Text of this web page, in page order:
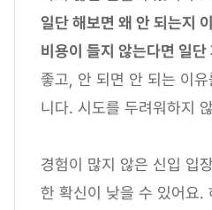
일단 해보면 왜 안 되는지
비용이 들지 않는다면 일단
좋고, 안 되면 안 되는 이
니다. 시도를 두려워하지
경험이 많지 않은 신입 입
한 확신이 낮을 수 있어요.